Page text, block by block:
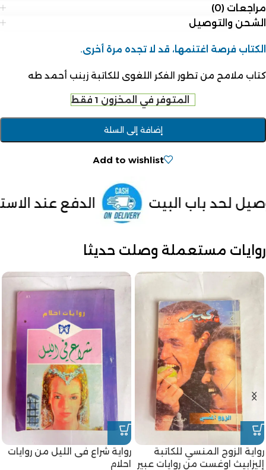
مراجعات (0)
الشحن والتوصيل
الكتاب فرصة اغتنمها، قد لا تجده مرة أخرى.
كتاب ملامح من تطور الفكر اللغوى للكاتبة زينب أحمد طه
المتوفر في المخزون 1 فقط
إضافة إلى السلة
Add to wishlist
الدفع عند الاستلام داخل مصر
روايات مستعملة وصلت حديثا
رواية الزوج المنسي للكاتبة
إليزابيث اوغست من روايات عبير
رواية شراع فى الليل من روايات
احلام